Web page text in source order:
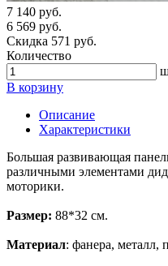
7 140 руб.
6 569 руб.
Скидка 571 руб.
Количество
В корзину
Описание
Характеристики
Большая развивающая
различными элементами
моторики.
Размер: 88*32 см.
Материал: фанера, металл,